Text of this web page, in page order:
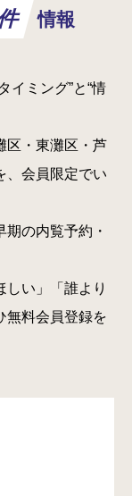
情報
イミング”と“情
区・東灘区・芦
、会員限定でい
の内覧予約・
しい」「誰より
無料会員登録を